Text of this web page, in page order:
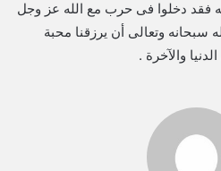
فقد دخلوا فى حرب مع الله عز وجل
سبحانه وتعالى أن يرزقنا محبة
والآخرة .